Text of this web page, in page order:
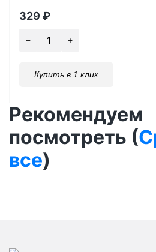
329 ₽
Купить в 1 клик
Рекомендуем
посмотреть (
все)